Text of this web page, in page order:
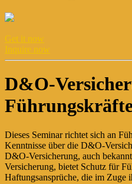
Get it now
Inquire now
D&O-
Dieses Seminar richtet sich an
Kenntnisse über die D&O-
D&O-Versicherung, auch
Versicherung, bietet Schutz für
Haftungsansprüche, die im Zuge